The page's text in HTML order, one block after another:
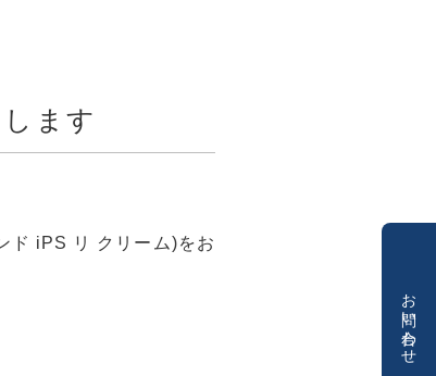
お問い合わせ
ます
ド iPS リ クリーム)をお